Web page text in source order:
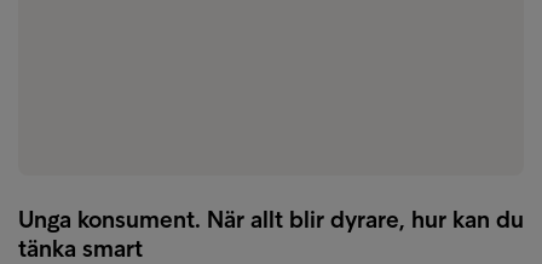
Unga konsument. När allt blir dyrare, hur kan du
tänka smart